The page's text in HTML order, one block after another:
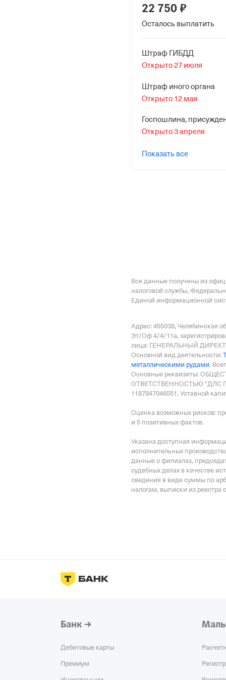
25 июня 2019
Наименование
Отделение Фонда
Российской
22 750 ₽
Осталось выплатить
Штраф ГИБДД
Открыто 27 июля
Штраф иного органа
Открыто 12 мая
Госпошлина,
Открыто 3 апреля
Показать все
Все данные получены из
налоговой службы,
Единой информационной
Адрес: 455038, Челябинская
Эт/Оф 4/4/11а,
лица: ГЕНЕРАЛЬНЫЙ
Основной вид деятельности:
металлическими рудами.
Основные реквизиты:
ОТВЕТСТВЕННОСТЬЮ "ДЛС
1187847046551. Уставной
Оценка возможных рисков:
и 5 позитивных фактов.
Указана доступная
исполнительных
данные о филиалах,
судебных делах в качестве
сведения в виде суммы по
налогам, выписки из реестра
Банк
Дебетовые карты
Премиум